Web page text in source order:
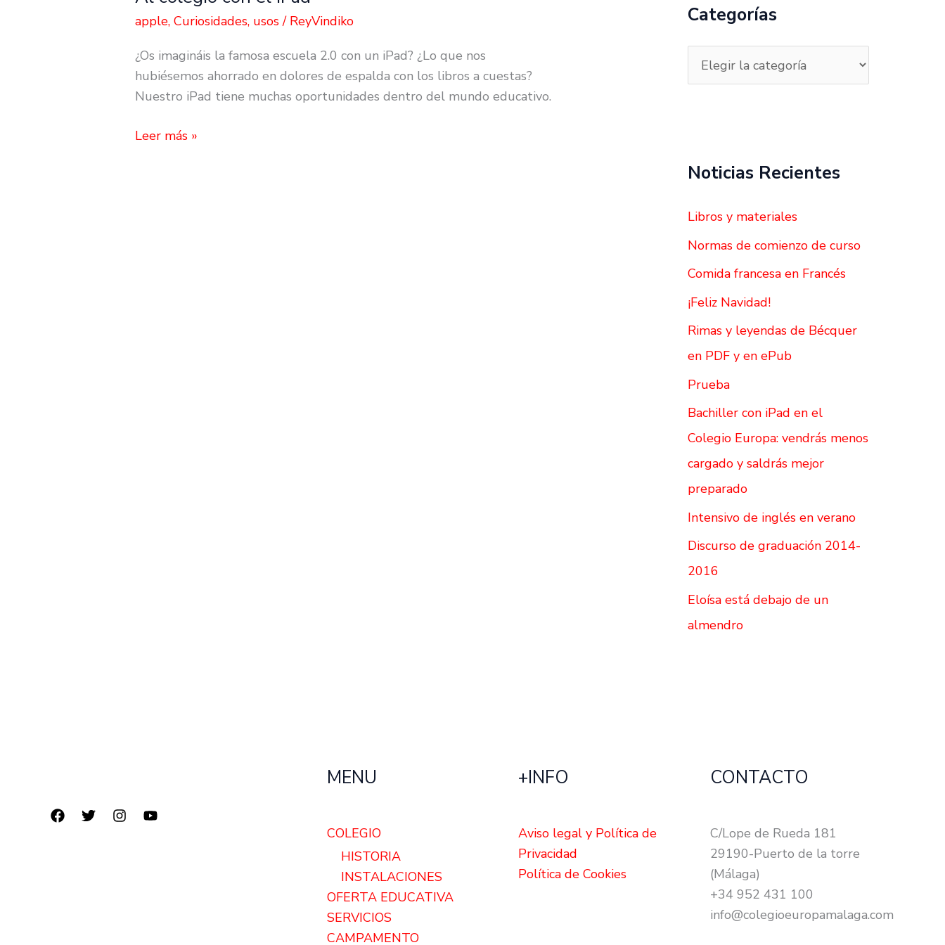
apple,Curiosidades, usos/ ReyVindiko
¿Os imagináis la famosa escuela 2.0 con un iPad? ¿Lo que nos
hubiésemos ahorrado en dolores de espalda con los libros a cuestas?
Nuestro iPad tiene muchas oportunidades dentro del mundo educativo.
colegio
el
iPad
Leer más »
a
o
Categorías
Noticias Recientes
Libros y materiales
Normas de comienzo de curso
Comida francesa en Francés
¡Feliz Navidad!
Rimas y leyendas de Bécquer
en PDF y en ePub
Prueba
Bachiller con iPad en el
Colegio Europa: vendrás menos
cargado y saldrás mejor
preparado
Intensivo de inglés en verano
Discurso de graduación 2014-
2016
Eloísa está debajo de un
almendro
MENU
COLEGIO
HISTORIA
INSTALACIONES
OFERTA EDUCATIVA
SERVICIOS
CAMPAMENTO
+INFO
Aviso legal y Política de
Privacidad
Política de Cookies
CONTACTO
C/Lope de Rueda 181
29190-Puerto de la torre
(Málaga)
+34 952 431 100
info@colegioeuropamalaga.com